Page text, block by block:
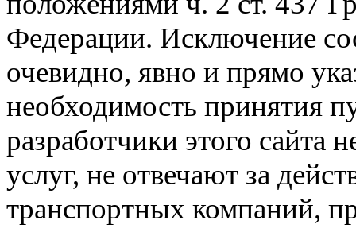
Федерации. Исключение
очевидно, явно и прямо
необходимость принятия
разработчики этого сайта
услуг, не отвечают за
транспортных компаний,